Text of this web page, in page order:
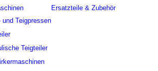
und Teigpressen
Teigteiler
Ersatzteile & Zubehör